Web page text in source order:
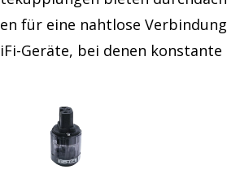
für eine nahtlose
Geräte, bei denen